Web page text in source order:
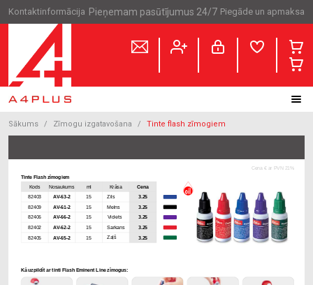
Kontaktinformācija Pieņemam pasūtījumus 24/7 Piegāde un apmaksa
Sākums Zīmogu izgatavošana Tinte flash zīmogiem